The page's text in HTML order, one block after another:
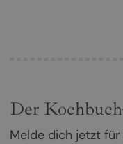
Der
Melde dich jetzt